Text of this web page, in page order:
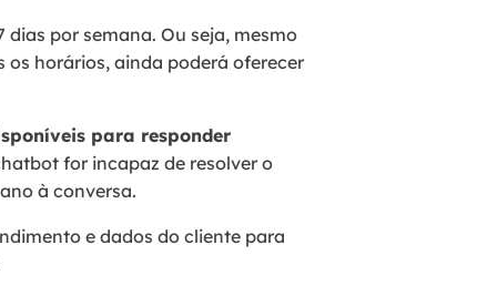
por semana. Ou seja, mesmo
os horários, ainda poderá oferecer
para responder
for incapaz de resolver o
à conversa.
e dados do cliente para